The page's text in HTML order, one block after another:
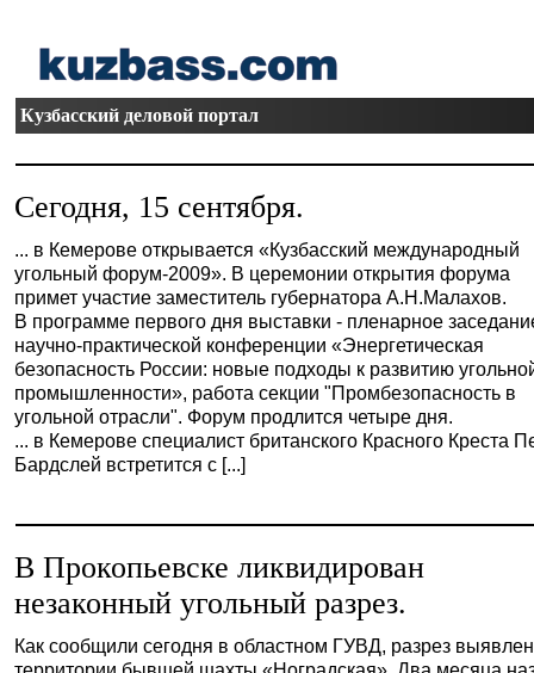
Кузбасский деловой портал
Сегодня, 15 сентября.
... в Кемерове открывается «Кузбасский международный
угольный форум-2009». В церемонии открытия форума
примет участие заместитель губернатора А.Н.Малахов.
В программе первого дня выставки - пленарное
научно-практической конференции «Энергетическая
безопасность России: новые подходы к развитию
промышленности», работа секции "Промбезопасность в
угольной отрасли". Форум продлится четыре дня.
... в Кемерове специалист британского Красного Креста
Бардслей встретится с [...]
В Прокопьевске ликвидирован
незаконный угольный разрез.
Как сообщили сегодня в областном ГУВД, разрез